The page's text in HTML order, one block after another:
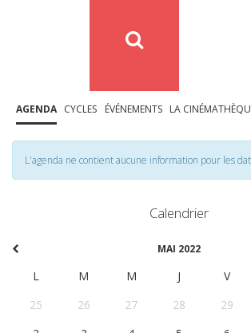
AGENDA CYCLES ÉVÉNEMENTS LA
L'agenda ne contient aucune information pour les
Calendrier
MAI 2022
L M M J V
25
26 27 28 29